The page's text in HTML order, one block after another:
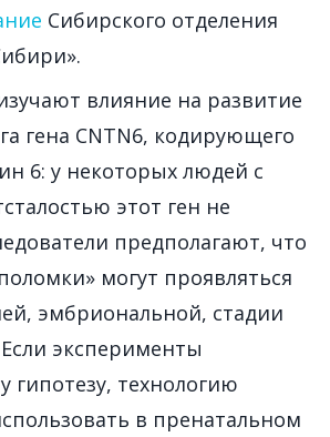
Сибирского отделения
влияние на развитие
гена CNTN6, кодирующего
6: у некоторых людей с
этот ген не
предполагают, что
могут проявляться
эмбриональной, стадии
эксперименты
гипотезу, технологию
в пренатальном